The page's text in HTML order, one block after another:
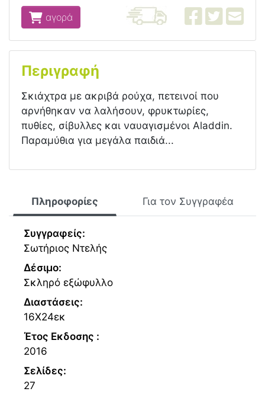
αγορά
Περιγραφή
Σκιάχτρα με ακριβά ρούχα, πετεινοί που
αρνήθηκαν να λαλήσουν, φρυκτωρίες,
πυθίες, σίβυλλες και ναυαγισμένοι Aladdin.
Παραμύθια για μεγάλα παιδιά...
Πληροφορίες Για τον Συγγραφέα
Συγγραφείς:
Σωτήριος Ντελής
Δέσιμο:
Σκληρό εξώφυλλο
Διαστάσεις:
16Χ24εκ
Έτος Εκδοσης :
2016
Σελίδες:
27